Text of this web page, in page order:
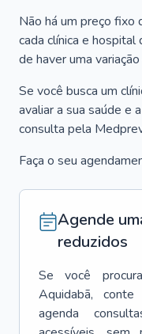
Não há um preço fixo
cada clínica e
de haver uma
Se você busca um
avaliar a sua saúde e
consulta pela
Faça o seu
Agende
reduzidos
Se você
Aquidabã, conte
agenda